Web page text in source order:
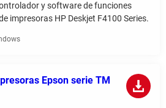
y software de funciones
impresoras HP Deskjet F4100 Series.
Epson serie TM